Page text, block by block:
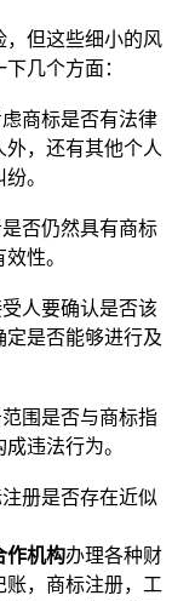
但这些细小的风
几个方面：
商标是否有法律
外，还有其他个人
。
否仍然具有商标
性。
人要确认是否该
定是否能够进行及
围是否与商标指
违法行为。
册是否存在近似
作机构办理各种财
，商标注册，工